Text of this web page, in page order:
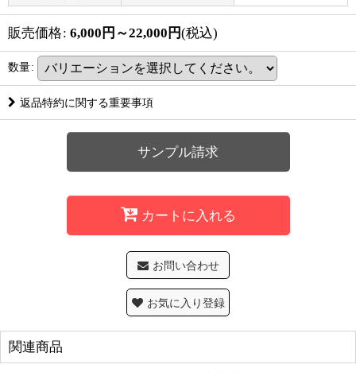
販売価格: 6,000 円 ～22,000 円(税込)
数量:
返品特約に関する重要事項
サンプル請求
カートに入れる
お問い合わせ
お気に入り登録
関連商品